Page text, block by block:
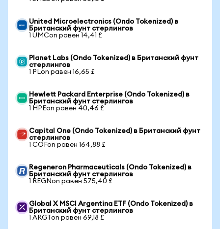
United Microelectronics (Ondo Tokenized) в
Британский фунт стерлингов
1 UMCon равен 14,41 £
Planet Labs (Ondo Tokenized) в Британский фунт
стерлингов
1 PLon равен 16,65 £
Hewlett Packard Enterprise (Ondo Tokenized) в
Британский фунт стерлингов
1 HPEon равен 40,46 £
Capital One (Ondo Tokenized) в Британский фунт
стерлингов
1 COFon равен 164,88 £
Regeneron Pharmaceuticals (Ondo Tokenized) в
Британский фунт стерлингов
1 REGNon равен 575,40 £
Global X MSCI Argentina ETF (Ondo Tokenized) в
Британский фунт стерлингов
1 ARGTon равен 69,18 £